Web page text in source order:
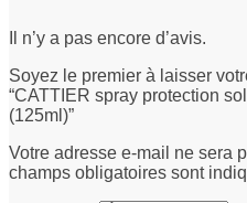
Il n’y a pas encore d’avis.
Soyez le premier à laisser
“CATTIER spray protection
(125ml)”
Votre adresse e-mail ne sera
champs obligatoires sont